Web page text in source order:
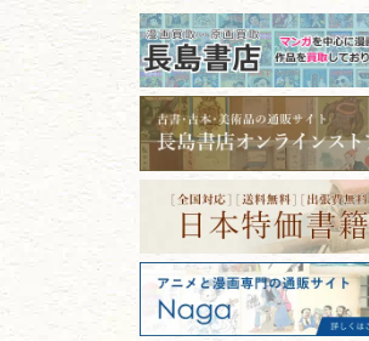
書道
拓本・法帖・碑帖
篆刻・印譜
書道具
美術書・アート本・
デザイン本
カメラ・撮影術
因！適切な管理で長持ちさ
るコツ
古本は汚れていると買取で
ない？適切な保管方法とク
ーニング！
ISBNコードとは？書籍の識
番号の意味と役割を解説
価値ある古書を売るポイン
と注意点
長野県
愛知県
石川県
福井県
福島県
富山県
青森県
岩手県
宮城県
秋田県
山形県
岐阜県
三重県
滋賀県
京都府
大阪府
兵庫県
奈良県
古本買取専門店 長島書店
〒101-0051
東京都千代田区神田神保町2-
フリーダイヤル：0120-414-
電話：03-3512-8115
FAX：03-3512-8116
古物商許可：東京都公安委員
301028901712号
古物商名称：有限会社長島書